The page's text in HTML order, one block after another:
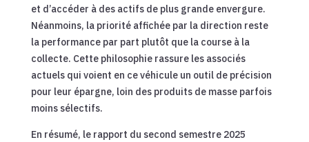
et d’accéder à des actifs de plus grande envergure.
Néanmoins, la priorité affichée par la direction reste
la performance par part plutôt que la course à la
collecte. Cette philosophie rassure les associés
actuels qui voient en ce véhicule un outil de précision
pour leur épargne, loin des produits de masse parfois
moins sélectifs.
En résumé, le rapport du second semestre 2025